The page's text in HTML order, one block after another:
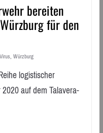
bereiten
für den
Virus, Würzburg
logistischer
auf dem Talavera-